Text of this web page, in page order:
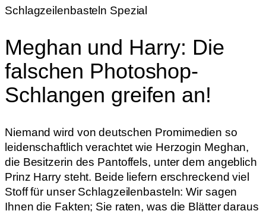
Schlagzeilenbasteln Spezial
Meghan und Harry: Die
falschen Photoshop-
Schlangen greifen an!
Niemand wird von deutschen Promimedien so
leidenschaftlich verachtet wie Herzogin Meghan,
die Besitzerin des Pantoffels, unter dem angeblich
Prinz Harry steht. Beide liefern erschreckend viel
Stoff für unser Schlagzeilenbasteln: Wir sagen
Ihnen die Fakten; Sie raten, was die Blätter daraus